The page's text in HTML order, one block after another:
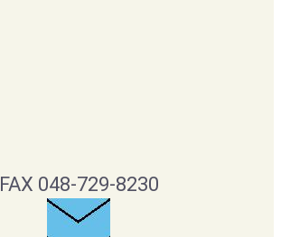
FAX 048-729-8230